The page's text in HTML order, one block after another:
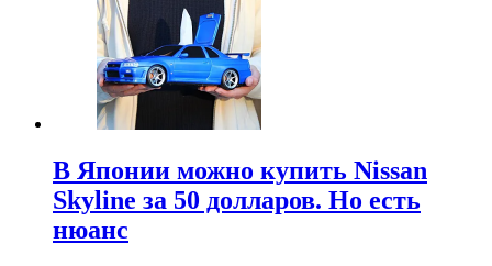
В Японии можно купить Nissan
Skyline за 50 долларов. Но есть
нюанс